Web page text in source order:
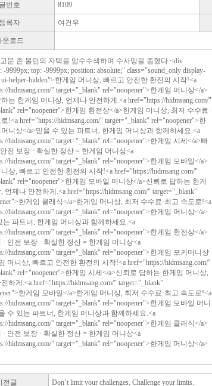
글번호 8109
등록자 여건우
운로드
문 존 볼턴의 자택을 압수수색하며 수사망을 좁혔다.<div
-9999px; top: -9999px; position: absolute;" class="sound_only display-
ui-helper-hidden">한게임 머니상, 빠르고 안전한 환전의 시작!<a
hidmsang.com/" target="_blank" rel="noopener">한게임 머니상</a>
는 한게임 머니상, 언제나 안전하게.<a href="https://hidmsang.com/"
rel="noopener">한게임 환전상</a>한게임 머니상, 최저 수수료·
!<a href="https://hidmsang.com/" target="_blank" rel="noopener">한
니상</a>믿을 수 있는 파트너, 한게임 머니상과 함께하세요.<a
hidmsang.com/" target="_blank" rel="noopener">한게임 시세</a>빠
전 보장 · 확실한 정산 = 한게임 머니상<a
hidmsang.com/" target="_blank" rel="noopener">한게임 모바일</a>
상, 빠르고 안전한 환전의 시작!<a href="https://hidmsang.com/"
rel="noopener">한게임 모바일 머니상</a>신뢰로 답하는 한게
언제나 안전하게.<a href="https://hidmsang.com/" target="_blank"
한게임 클래식</a>한게임 머니상, 최저 수수료·최고 속도로!<a
hidmsang.com/" target="_blank" rel="noopener">한게임 머니상</a>
는 파트너, 한게임 머니상과 함께하세요.<a
hidmsang.com/" target="_blank" rel="noopener">한게임 환전상</a>
· 안전 보장 · 확실한 정산 = 한게임 머니상<a
hidmsang.com/" target="_blank" rel="noopener">한게임 포커머니상
머니상, 빠르고 안전한 환전의 시작!<a href="https://hidmsang.com/"
rel="noopener">한게임 시세</a>신뢰로 답하는 한게임 머니상,
하게.<a href="https://hidmsang.com/" target="_blank"
한게임 모바일</a>한게임 머니상, 최저 수수료·최고 속도로!<a
hidmsang.com/" target="_blank" rel="noopener">한게임 모바일 머니
수 있는 파트너, 한게임 머니상과 함께하세요.<a
hidmsang.com/" target="_blank" rel="noopener">한게임 클래식</a>
· 안전 보장 · 확실한 정산 = 한게임 머니상<a
hidmsang.com/" target="_blank" rel="noopener">한게임 머니상</a>
전글 Don’t limit your challenges. Challenge your limits.